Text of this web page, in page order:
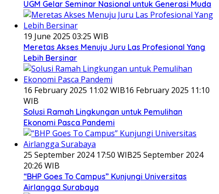
UGM Gelar Seminar Nasional untuk Generasi Muda
19 June 2025 03:25 WIB
Meretas Akses Menuju Juru Las Profesional Yang
Lebih Bersinar
16 February 2025 11:02 WIB16 February 2025 11:10
WIB
Solusi Ramah Lingkungan untuk Pemulihan
Ekonomi Pasca Pandemi
25 September 2024 17:50 WIB25 September 2024
20:26 WIB
“BHP Goes To Campus” Kunjungi Universitas
Airlangga Surabaya